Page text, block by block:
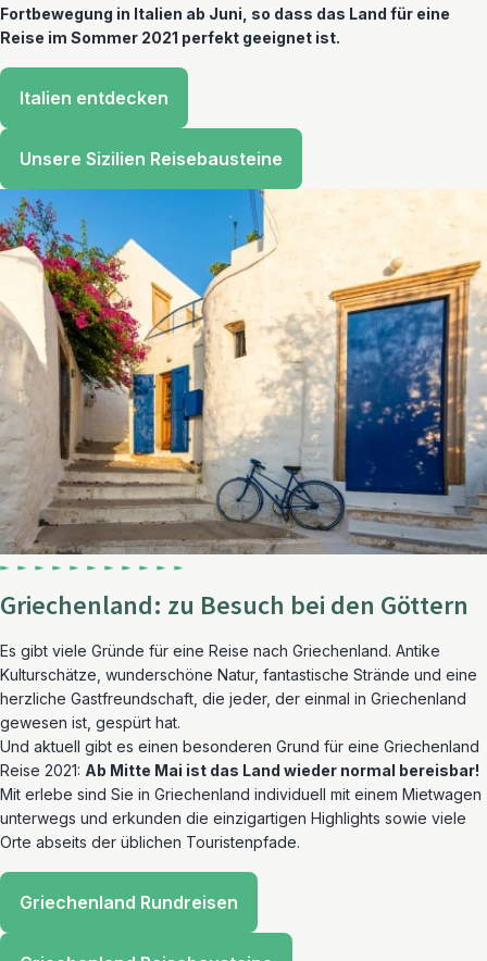
Fortbewegung in Italien ab Juni, so dass das Land für eine
Reise im Sommer 2021 perfekt geeignet ist.
Italien entdecken
Unsere Sizilien Reisebausteine
Griechenland: zu Besuch bei den Göttern
Es gibt viele Gründe für eine Reise nach Griechenland. Antike
Kulturschätze, wunderschöne Natur, fantastische Strände und eine
herzliche Gastfreundschaft, die jeder, der einmal in Griechenland
gewesen ist, gespürt hat.
Und aktuell gibt es einen besonderen Grund für eine Griechenland
Reise 2021: Ab Mitte Mai ist das Land wieder normal bereisbar!
Mit erlebe sind Sie in Griechenland individuell mit einem Mietwagen
unterwegs und erkunden die einzigartigen Highlights sowie viele
Orte abseits der üblichen Touristenpfade.
Griechenland Rundreisen